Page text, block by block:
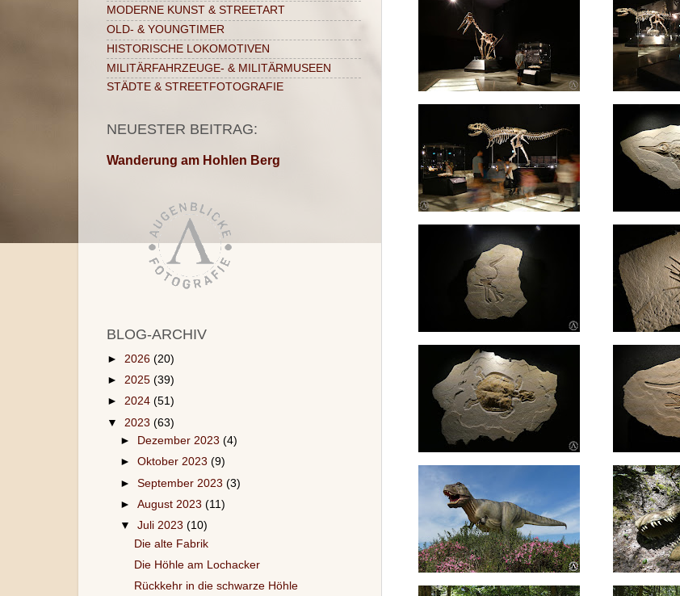
MODERNE KUNST & STREETART
OLD- & YOUNGTIMER
HISTORISCHE LOKOMOTIVEN
MILITÄRFAHRZEUGE- & MILITÄRMUSEEN
STÄDTE & STREETFOTOGRAFIE
NEUESTER BEITRAG:
Wanderung am Hohlen Berg
BLOG-ARCHIV
► 2026 (20)
► 2025 (39)
► 2024 (51)
▼ 2023 (63)
►
Dezember 2023(4)
►Oktober 2023(9)
►September 2023(3)
►August 2023(11)
▼Juli 2023(10)
Die alte Fabrik
Die Höhle am Lochacker
Rückkehr in die schwarze Höhle